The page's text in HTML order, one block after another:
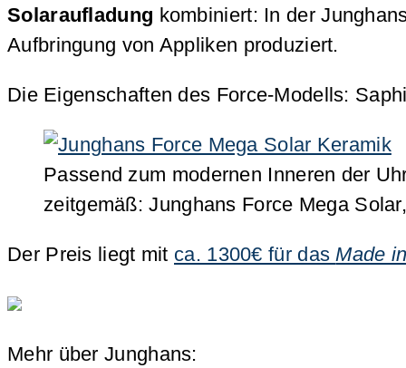
Solaraufladung kombiniert: In der
Aufbringung von Appliken produziert.
Die Eigenschaften des Force-Modells:
Passend zum modernen Inneren der
zeitgemäß: Junghans Force Mega
Der Preis liegt mit ca. 1300€ für dasMade
Mehr über Junghans: